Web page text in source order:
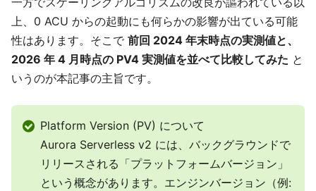
上、0 ACU からの起動にも何らかの影響が出ている可能
性はあります。そこで 前回 2024 年末時点の実測値と、
2026 年 4 月時点の PV4 実測値を並べて比較してみた と
いうのが本記事の主旨です。
Platform Version (PV) について
Aurora Serverless v2 には、バックグラウンドで
リリースされる「プラットフォームバージョン」
という概念があります。エンジンバージョン（例: